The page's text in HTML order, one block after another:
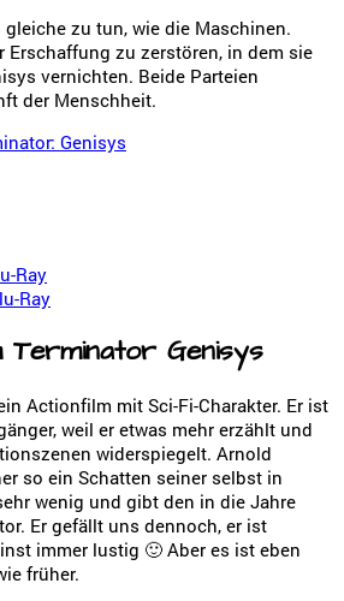
gleiche zu tun, wie die Maschinen.
Erschaffung zu zerstören, in dem sie
vernichten. Beide Parteien
der Menschheit.
Ray
Ray
Terminator Genisys
Actionfilm mit Sci-Fi-Charakter. Er ist
weil er etwas mehr erzählt und
widerspiegelt. Arnold
so ein Schatten seiner selbst in
wenig und gibt den in die Jahre
Er gefällt uns dennoch, er ist
immer lustig 🙂 Aber es ist eben
früher.